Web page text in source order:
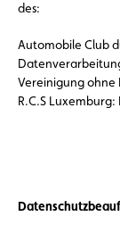
des:
Automobile Club
Datenverarbeitung
Vereinigung ohne
R.C.S Luxemburg: